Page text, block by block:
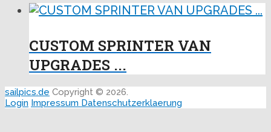
CUSTOM SPRINTER VAN
UPGRADES ...
sailpics.de Copyright © 2026.
Login Impressum Datenschutzerklaerung